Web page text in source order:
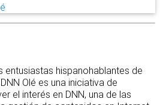
entusiastas hispanohablantes de
Olé es una iniciativa de
el interés en DNN, una de las